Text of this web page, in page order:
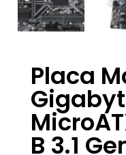
Placa
B 3.1